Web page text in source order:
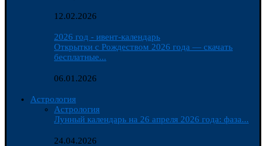
12.02.2026
2026 год - ивент-календарь
Открытки с Рождеством 2026 года — скачать
бесплатные...
06.01.2026
Астрология
Астрология
Лунный календарь на 26 апреля 2026 года: фаза...
24.04.2026